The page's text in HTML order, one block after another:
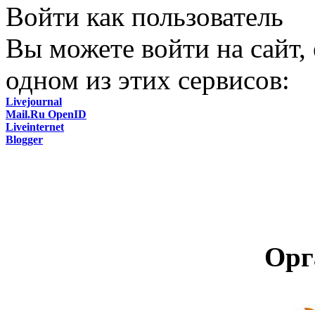
Войти как пользователь
Вы можете войти на сайт,
одном из этих сервисов:
Livejournal
Mail.Ru OpenID
Liveinternet
Blogger